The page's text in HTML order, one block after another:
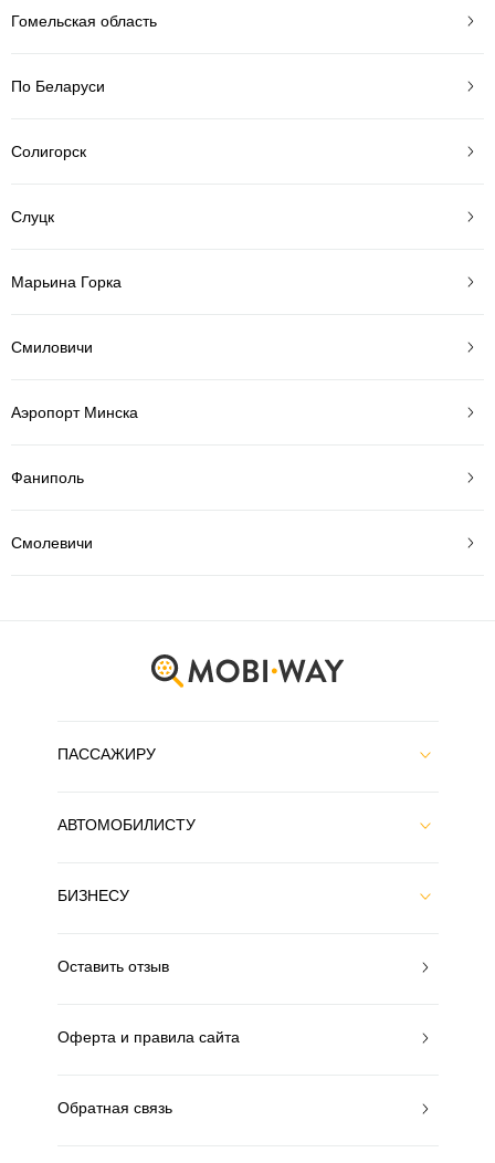
Гомельская область
По Беларуси
Солигорск
Слуцк
Марьина Горка
Смиловичи
Аэропорт Минска
Фаниполь
Смолевичи
ПАССАЖИРУ
АВТОМОБИЛИСТУ
БИЗНЕСУ
Оставить отзыв
Оферта и правила сайта
Обратная связь